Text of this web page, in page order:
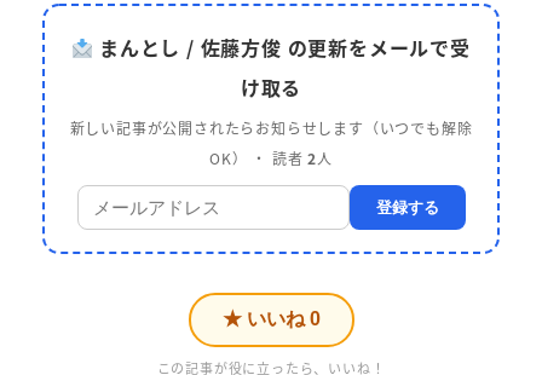
まんとし / 佐藤方俊 の更新をメールで受
け取る
新しい記事が公開されたらお知らせします（いつでも解除
OK） ・ 読者2人
登録する
★ いいね 0
この記事が役に立ったら、いいね！